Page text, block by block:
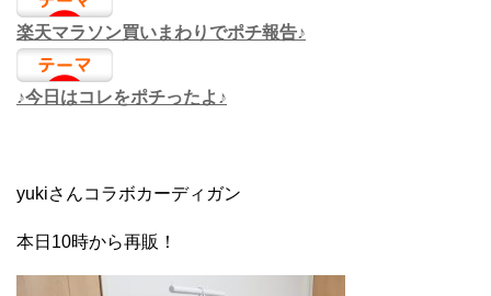
楽天マラソン買いまわりでポチ報告♪
♪今日はコレをポチったよ♪
yukiさんコラボカーディガン
本日10時から再販！